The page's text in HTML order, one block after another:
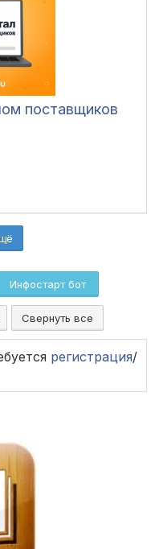
поставщиков
Инфостарт бот
Свернуть все
регистрация/